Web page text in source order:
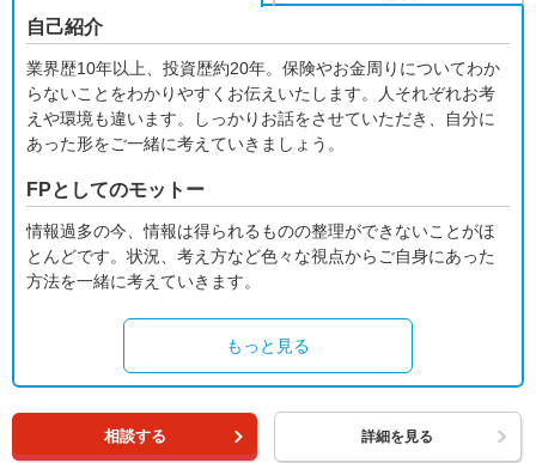
自己紹介
業界歴10年以上、投資歴約20年。保険やお金周りについてわか
らないことをわかりやすくお伝えいたします。人それぞれお考
えや環境も違います。しっかりお話をさせていただき、自分に
あった形をご一緒に考えていきましょう。
FPとしてのモットー
情報過多の今、情報は得られるものの整理ができないことがほ
とんどです。状況、考え方など色々な視点からご自身にあった
方法を一緒に考えていきます。
もっと見る
相談する 詳細を見る